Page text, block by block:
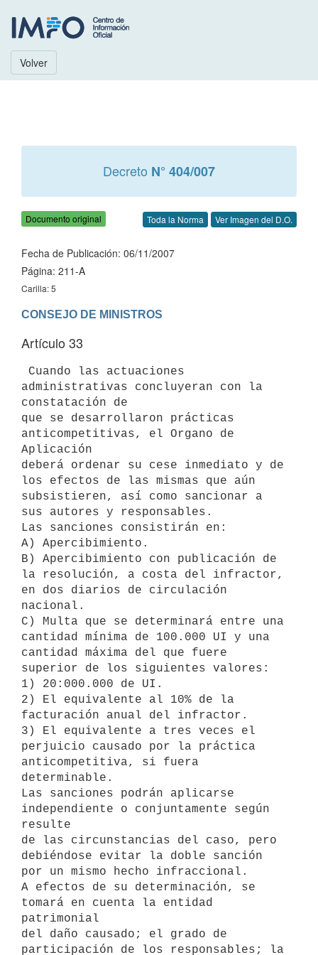
Volver
Decreto N° 404/007
Documento original Toda la Norma Ver Imagen del D.O.
Fecha de Publicación: 06/11/2007
Página: 211-A
Carilla: 5
Artículo 33
administrativas concluyeran con la
constatación de
que se desarrollaron prácticas
anticompetitivas, el Organo de
Aplicación
deberá ordenar su cese inmediato y de
los efectos de las mismas que aún
subsistieren, así como sancionar a
sus autores y responsables.
Las sanciones consistirán en:
A) Apercibimiento.
B) Apercibimiento con publicación de
la resolución, a costa del infractor,
en dos diarios de circulación
nacional.
C) Multa que se determinará entre una
cantidad mínima de 100.000 UI y una
cantidad máxima del que fuere
superior de los siguientes valores:
1) 20:000.000 de UI.
2) El equivalente al 10% de la
facturación anual del infractor.
3) El equivalente a tres veces el
perjuicio causado por la práctica
anticompetitiva, si fuera
determinable.
Las sanciones podrán aplicarse
independiente o conjuntamente según
resulte
de las circunstancias del caso, pero
debiéndose evitar la doble sanción
por un mismo hecho infraccional.
A efectos de su determinación, se
tomará en cuenta la entidad
patrimonial
del daño causado; el grado de
participación de los responsables; la